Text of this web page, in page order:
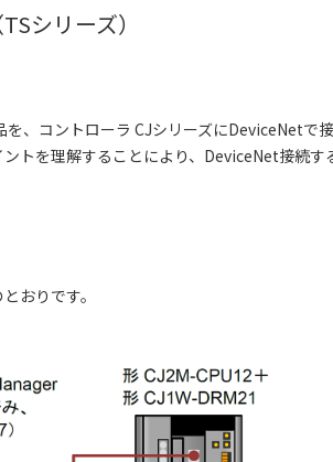
シリーズ）
、コントローラ CJシリーズにDeviceNetで
トを理解することにより、DeviceNet接続す
おりです。